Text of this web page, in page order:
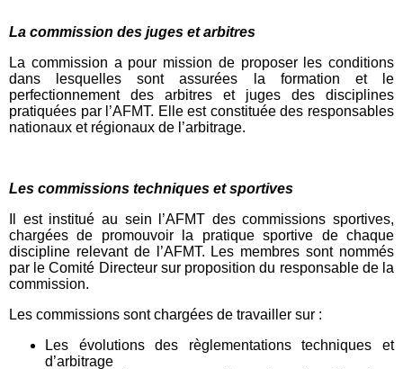
La commission des juges et arbitres
La commission a pour mission de proposer les conditions
dans lesquelles sont assurées la formation et le
perfectionnement des arbitres et juges des disciplines
pratiquées par l’AFMT. Elle est constituée des responsables
nationaux et régionaux de l’arbitrage.
Les commissions techniques et sportives
Il est institué au sein l’AFMT des commissions sportives,
chargées de promouvoir la pratique sportive de chaque
discipline relevant de l’AFMT. Les membres sont nommés
par le Comité Directeur sur proposition du responsable de la
commission.
Les commissions sont chargées de travailler sur :
Les évolutions des règlementations techniques et
d’arbitrage